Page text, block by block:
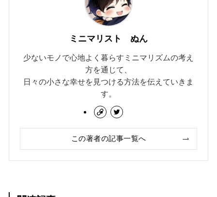
ミニマリスト ぬん
少ないモノで心地よく暮らすミニマリズムの考え
方を通じて、
日々の小さな幸せを見つける方法を伝えていきま
す。
この著者の記事一覧へ